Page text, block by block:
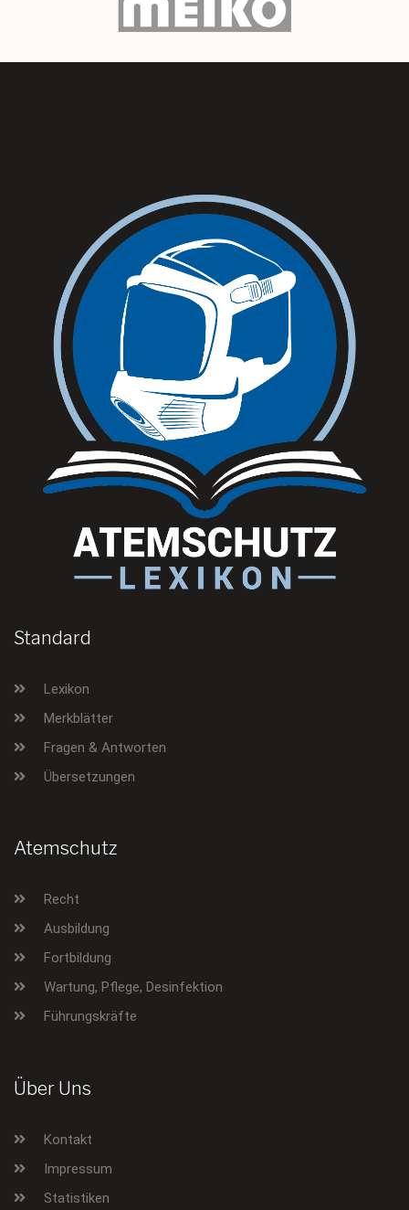
Standard
Lexikon
Merkblätter
Fragen & Antworten
Übersetzungen
Atemschutz
Recht
Ausbildung
Fortbildung
Wartung, Pflege, Desinfektion
Führungskräfte
Über Uns
Kontakt
Impressum
Statistiken